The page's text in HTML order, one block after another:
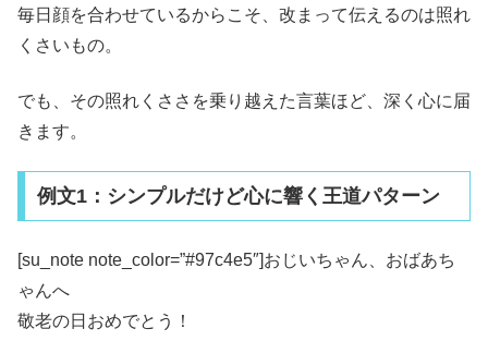
毎日顔を合わせているからこそ、改まって伝えるのは照れ
くさいもの。
でも、その照れくささを乗り越えた言葉ほど、深く心に届
きます。
例文1：シンプルだけど心に響く王道パターン
[su_note note_color=”#97c4e5″]おじいちゃん、おばあち
ゃんへ
敬老の日おめでとう！